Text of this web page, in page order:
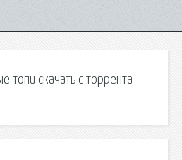
топи скачать с торрента